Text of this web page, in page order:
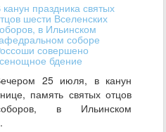
канун праздника святых
шести Вселенских
в Ильинском
соборе
совершено
бдение
25 июля, в канун
память святых отцов
в Ильинском